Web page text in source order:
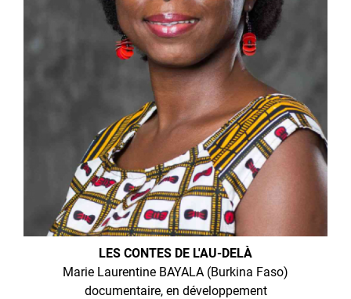
LES CONTES DE L'AU-DELÀ
Marie Laurentine BAYALA (Burkina Faso)
documentaire, en développement